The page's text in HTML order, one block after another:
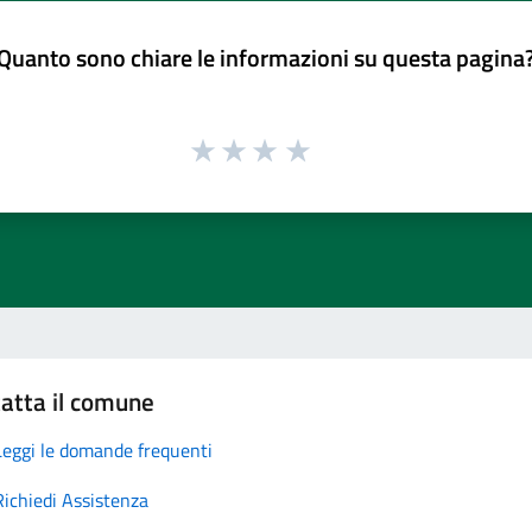
sono chiare le informazioni su questa
il comune
le domande frequenti
Assistenza